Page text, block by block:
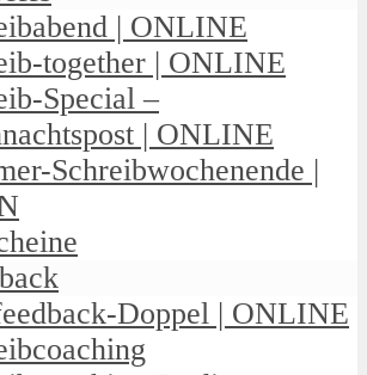
| ONLINE
together | ONLINE
Special –
| ONLINE
Schreibwochenende |
Doppel | ONLINE